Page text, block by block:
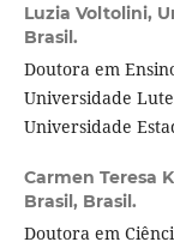
Luzia Voltolini,
Brasil.
Doutora em
Universidade
Universidade
Carmen Teresa
Brasil, Brasil.
Doutora em